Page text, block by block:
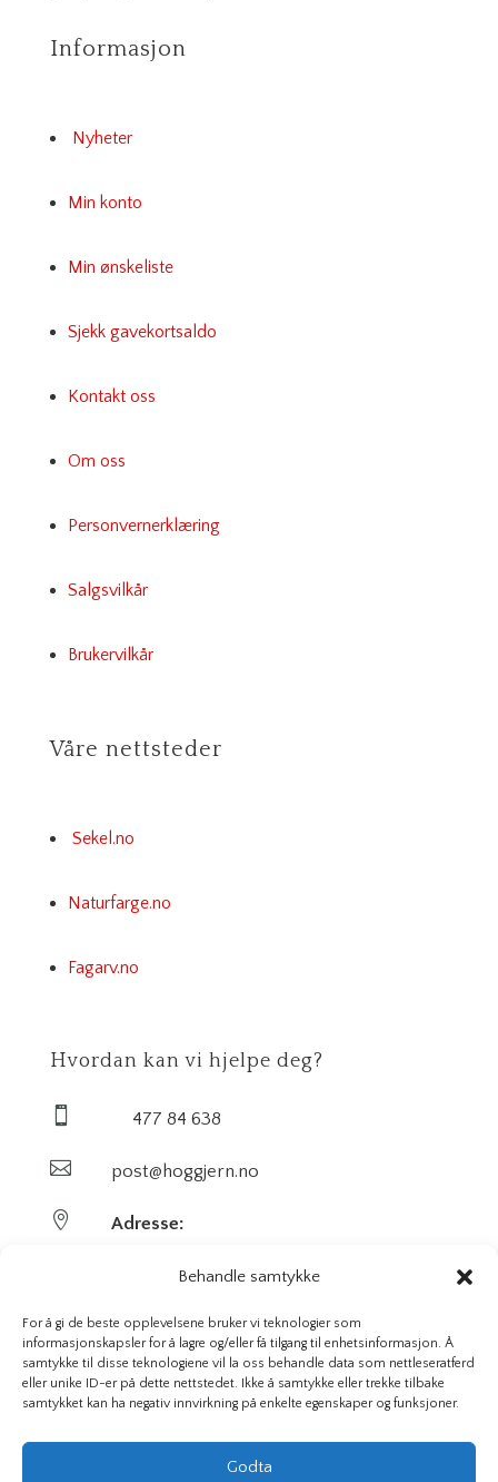
Behandle samtykke
For å gi de beste opplevelsene bruker vi teknologier som
informasjonskapsler for å lagre og/eller få tilgang til enhetsinformasjon. Å
samtykke til disse teknologiene vil la oss behandle data som nettleseratferd
eller unike ID-er på dette nettstedet. Ikke å samtykke eller trekke tilbake
samtykket kan ha negativ innvirkning på enkelte egenskaper og funksjoner.
Godta
Informasjon
Nyheter
Min konto
Min ønskeliste
Sjekk gavekortsaldo
Kontakt oss
Om oss
Personvernerklæring
Salgsvilkår
Brukervilkår
Våre nettsteder
Sekel.no
Naturfarge.no
Fagarv.no
Hvordan kan vi hjelpe deg?
 477 84 638
 post@hoggjern.no
 Adresse:
Sekel AS
Sentrumsveien 29
3647 Hvittingfoss